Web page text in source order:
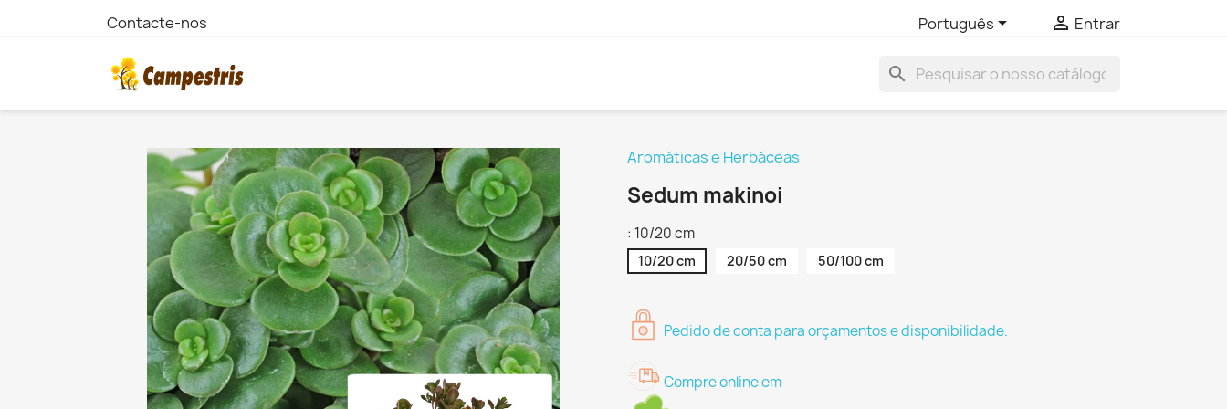
Contacte-nos Português  Entrar
search
Aromáticas e Herbáceas
Sedum makinoi
: 10/20 cm
10/20 cm 20/50 cm 50/100 cm
Pedido de conta para orçamentos e disponibilidade.
Compre online em